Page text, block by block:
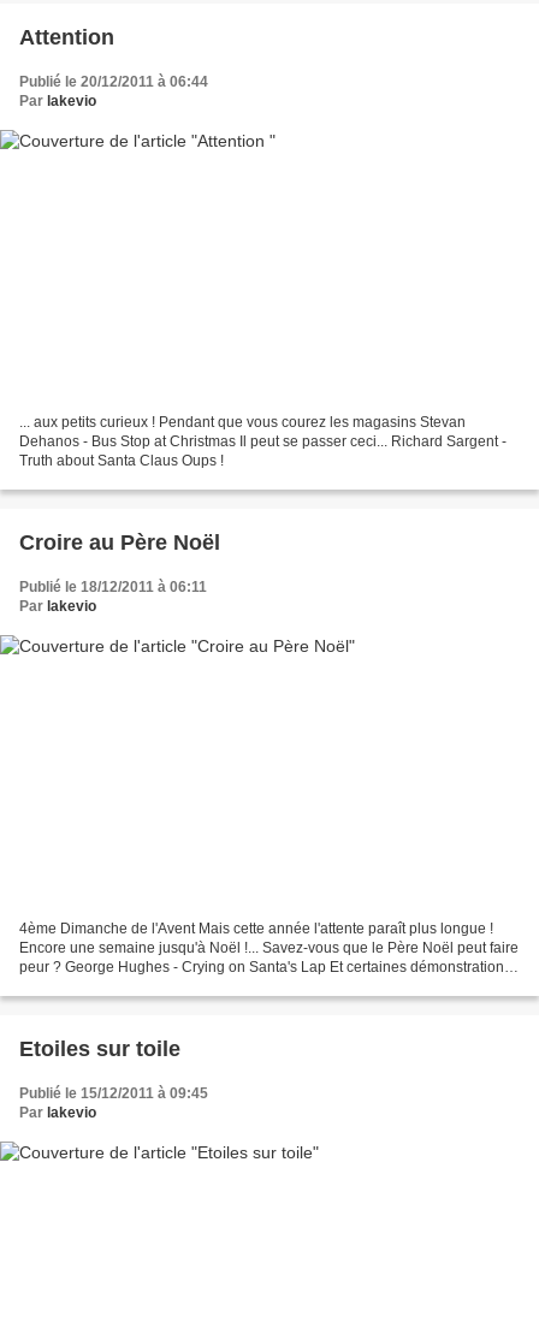
Attention
Publié le 20/12/2011 à 06:44
Par lakevio
... aux petits curieux ! Pendant que vous courez les magasins Stevan
Dehanos - Bus Stop at Christmas Il peut se passer ceci... Richard Sargent -
Truth about Santa Claus Oups !
Croire au Père Noël
Publié le 18/12/2011 à 06:11
Par lakevio
4ème Dimanche de l'Avent Mais cette année l'attente paraît plus longue !
Encore une semaine jusqu'à Noël !... Savez-vous que le Père Noël peut faire
peur ? George Hughes - Crying on Santa's Lap Et certaines démonstrations
Etoiles sur toile
Publié le 15/12/2011 à 09:45
Par lakevio